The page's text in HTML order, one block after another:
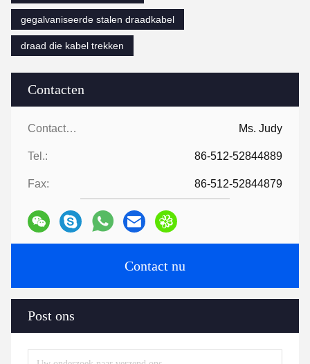
Contacten
Contacten: Ms. Judy
Tel.: 86-512-52844889
Fax: 86-512-52844879
Contact nu
Post ons
gegalvaniseerde stalen draadkabel
draad die kabel trekken